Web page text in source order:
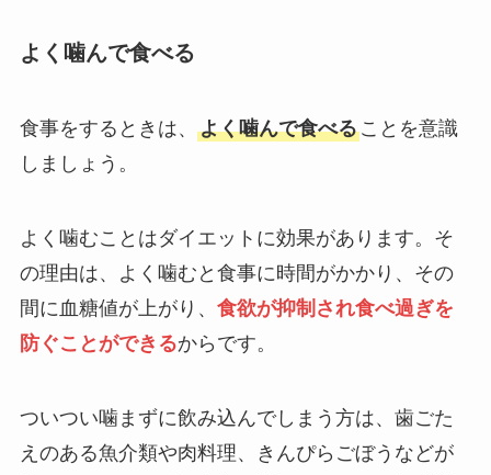
よく噛んで食べる
食事をするときは、 よく噛んで食べることを意識
しましょう。
よく噛むことはダイエットに効果があります。そ
の理由は、よく噛むと食事に時間がかかり、その
間に血糖値が上がり、 食欲が抑制され食べ過ぎを
防ぐことができるからです。
ついつい噛まずに飲み込んでしまう方は、歯ごた
えのある魚介類や肉料理、きんぴらごぼうなどが